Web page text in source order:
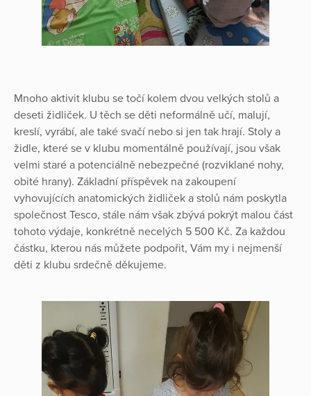
Mnoho aktivit klubu se točí kolem dvou velkých stolů a
deseti židliček. U těch se děti neformálně učí, malují,
kreslí, vyrábí, ale také svačí nebo si jen tak hrají. Stoly a
židle, které se v klubu momentálně používají, jsou však
velmi staré a potenciálně nebezpečné (rozviklané nohy,
obité hrany). Základní příspěvek na zakoupení
vyhovujících anatomických židliček a stolů nám poskytla
společnost Tesco, stále nám však zbývá pokrýt malou část
tohoto výdaje, konkrétně necelých 5 500 Kč. Za každou
částku, kterou nás můžete podpořit, Vám my i nejmenší
děti z klubu srdečně děkujeme.